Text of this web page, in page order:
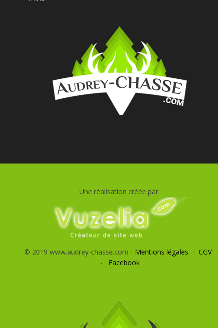
Une réalisation créée par
© 2019 www.audrey-chasse.com - Mentions légales - CGV
- Facebook